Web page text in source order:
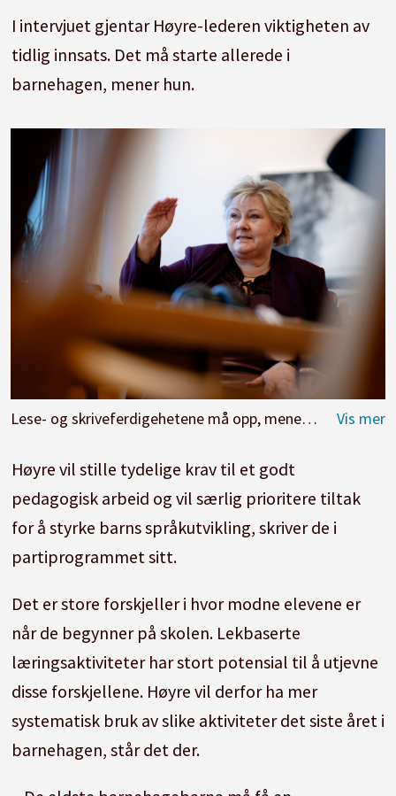
I intervjuet gjentar Høyre-lederen viktigheten av
tidlig innsats. Det må starte allerede i
barnehagen, mener hun.
Lese- og skriveferdigehetene må opp, mener Høyre-lederen.
Høyre vil stille tydelige krav til et godt
pedagogisk arbeid og vil særlig prioritere tiltak
for å styrke barns språkutvikling, skriver de i
partiprogrammet sitt.
Det er store forskjeller i hvor modne elevene er
når de begynner på skolen. Lekbaserte
læringsaktiviteter har stort potensial til å utjevne
disse forskjellene. Høyre vil derfor ha mer
systematisk bruk av slike aktiviteter det siste året i
barnehagen, står det der.